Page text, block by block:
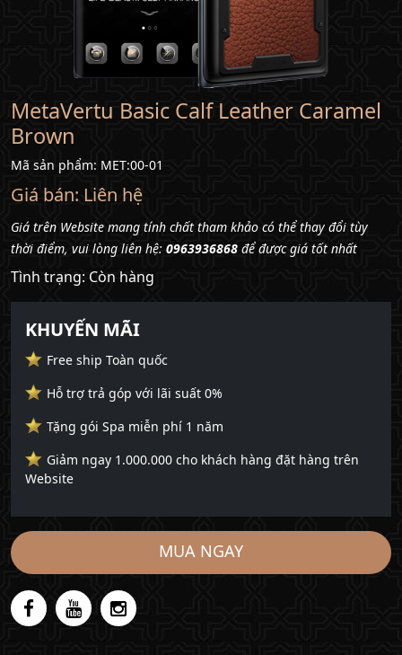
MetaVertu Basic Calf Leather Caramel
Brown
Mã sản phẩm: MET:00-01
Giá bán: Liên hệ
Giá trên Website mang tính chất tham khảo có thể thay đổi tùy
thời điểm, vui lòng liên hệ: 0963936868 để được giá tốt nhất
Tình trạng: Còn hàng
KHUYẾN MÃI
Free ship Toàn quốc
Hỗ trợ trả góp với lãi suất 0%
Tặng gói Spa miễn phí 1 năm
Giảm ngay 1.000.000 cho khách hàng đặt hàng trên
Website
MUA NGAY